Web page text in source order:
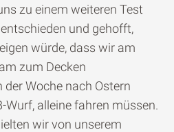
zu einem weiteren Test
und gehofft,
würde, dass wir am
zum Decken
Woche nach Ostern
Wurf, alleine fahren müssen.
wir von unserem